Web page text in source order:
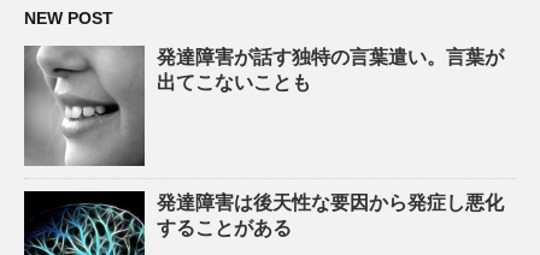
NEW POST
発達障害が話す独特の言葉遣い。言葉が
出てこないことも
発達障害は後天性な要因から発症し悪化
することがある